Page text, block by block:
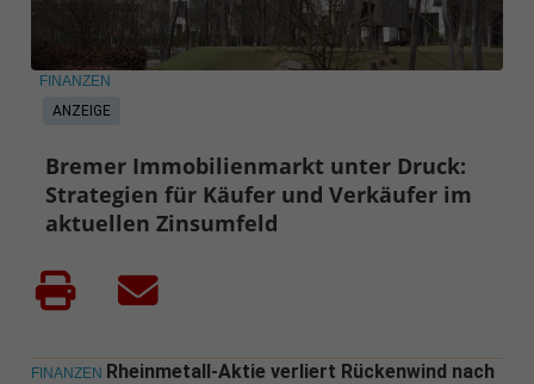
ANZEIGE
FINANZEN
Bremer Immobilienmarkt unter Druck:
Strategien für Käufer und Verkäufer im
aktuellen Zinsumfeld
FINANZEN Rheinmetall-Aktie verliert Rückenwind nach